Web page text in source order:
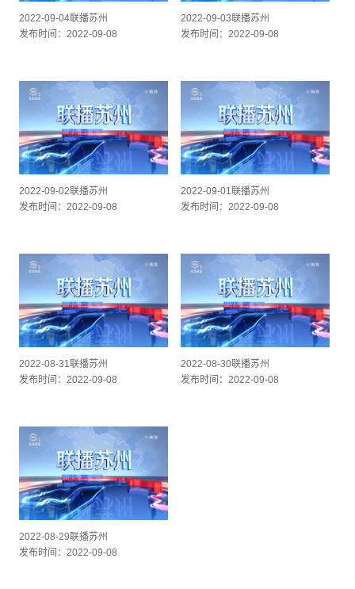
2022-09-04联播苏州
发布时间：2022-09-08
2022-09-03联播苏州
发布时间：2022-09-08
2022-09-02联播苏州
发布时间：2022-09-08
2022-09-01联播苏州
发布时间：2022-09-08
2022-08-31联播苏州
发布时间：2022-09-08
2022-08-30联播苏州
发布时间：2022-09-08
2022-08-29联播苏州
发布时间：2022-09-08